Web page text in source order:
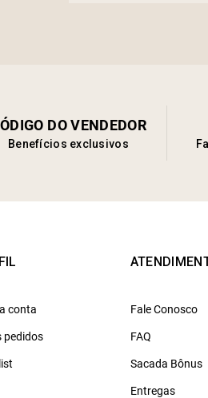
DO VENDEDOR
Benefícios exclusivos
conta
pedidos
Fale Conosco
FAQ
Sacada Bônus
Entregas